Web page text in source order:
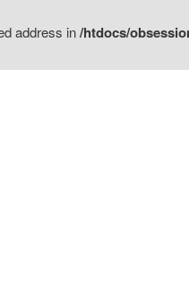
address in/htdocs/